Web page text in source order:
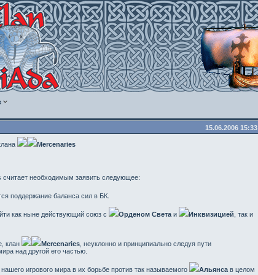
15.06.2006 15:33
Mercenaries
считает необходимым заявить следующее:
поддержание баланса сил в БК.
как ныне действующий союз с Орденом Света и Инквизицией , так и
клан Mercenaries , неуклонно и принципиально следуя пути
над другой его частью.
игрового мира в их борьбе против так называемого Альянса в целом